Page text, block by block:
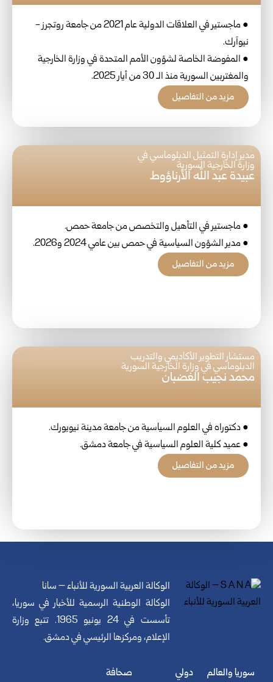
● ماجستير في العلاقات الدولية عام 2021 من جامعة روتجرز -
نيوآرك.
● المفوضة الخاصة لشؤون الأمم المتحدة في وزارة الخارجية
والمغتربين السورية منذ الـ 30 من أيار 2025.
مزيد من التفاصيل
مدير إدارة التمثيل الدبلوماسي في
وزارة الخارجية السورية
عبيدة عبد الله الأرناؤوط
● ماجستير في التأهيل والتخصص من جامعة حمص.
● مدير الشؤون السياسية في حمص بين عامي 2024 و2026.
مزيد من التفاصيل
مستشار التطوير الأكاديمي والتدريب
الدبلوماسي في وزارة الخارجية السورية
محمد نجيب الغضبان
● دكتوراه في العلوم السياسية من جامعة مدينة نيويورك.
● عميد كلية العلوم السياسية في جامعة دمشق.
مزيد من التفاصيل
الوكالة العربية السورية للأنباء – سانا
الوكالة الوطنية الرسمية للأخبار في سوريا،
تأسست في 24 يونيو 1965. تتبع وزارة
الإعلام، ومركزها الرئيسي في دمشق.
سوريا والعالم دولي صحافة